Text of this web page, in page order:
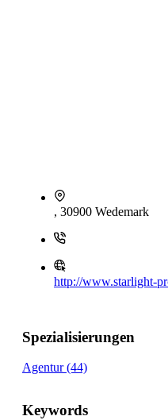
, 30900 Wedemark
http://www.starlight-
Spezialisierungen
Agentur (44)
Keywords